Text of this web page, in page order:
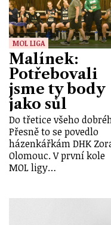
MOL LIGA
Malínek:
Potřebovali
jsme ty body
jako sůl
Do třetice všeho
Přesně to se povedlo
házenkářkám DHK
Olomouc. V první kole
MOL ligy…